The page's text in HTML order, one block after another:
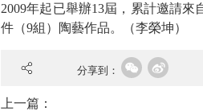
2009年起已舉辦13屆，累計邀請來
件（9組）陶藝作品。
（李榮坤）
分享到：
上一篇：